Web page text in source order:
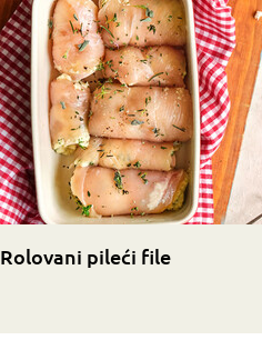
Rolovani pileći file